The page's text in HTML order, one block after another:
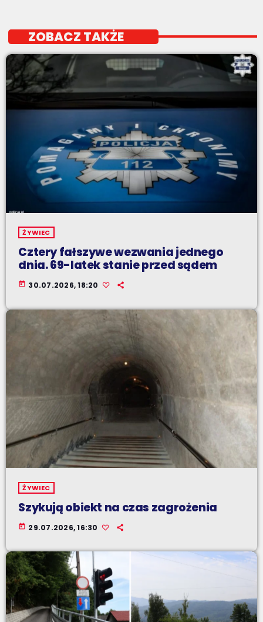
ZOBACZ TAKŻE
ŻYWIEC
Cztery fałszywe wezwania jednego
dnia. 69-latek stanie przed sądem
today 30.07.2026, 18:20
ŻYWIEC
Szykują obiekt na czas zagrożenia
today 29.07.2026, 16:30